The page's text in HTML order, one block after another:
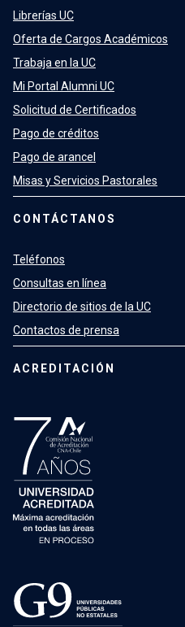
Librerías UC
Oferta de Cargos Académicos
Trabaja en la UC
Mi Portal Alumni UC
Solicitud de Certificados
Pago de créditos
Pago de arancel
Misas y Servicios Pastorales
CONTÁCTANOS
Teléfonos
Consultas en línea
Directorio de sitios de la UC
Contactos de prensa
ACREDITACIÓN